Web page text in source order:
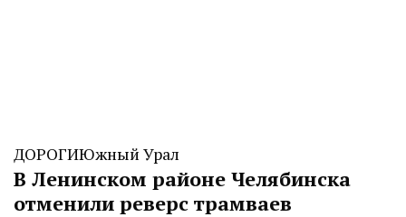
ДОРОГИЮжный Урал
В Ленинском районе Челябинска
отменили реверс трамваев